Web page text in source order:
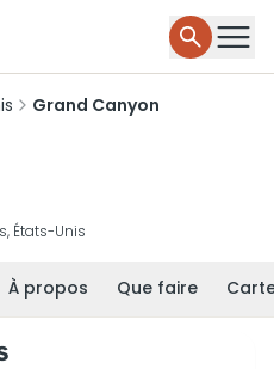
Grand Canyon
États-Unis
À propos Que faire